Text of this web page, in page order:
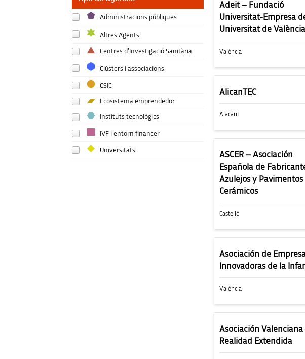
Torre la Sal
València
Vila-real
Vinaròs
Administracions públiques
Altres Agents
Centres d’Investigació Sanitària
Clústers i associacions
CSIC
Ecosistema emprendedor
Instituts tecnològics
IVF i entorn financer
Universitats
Adeit – Fundació
Universitat-Empresa
Universitat de València
València
AlicanTEC
Alacant
ASCER – Asociación
Española de
Azulejos y Pavimentos
Cerámicos
Castelló
Asociación de
Innovadoras de la
València
Asociación Valenciana
Realidad Extendida